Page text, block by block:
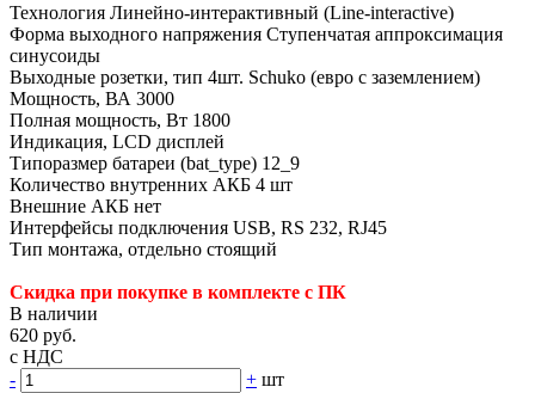
Технология Линейно-интерактивный (Line-interactive)
Форма выходного напряжения Ступенчатая аппроксимация
синусоиды
Выходные розетки, тип 4шт. Schuko (евро с заземлением)
Мощность, ВА 3000
Полная мощность, Вт 1800
Индикация, LCD дисплей
Типоразмер батареи (bat_type) 12_9
Количество внутренних АКБ 4 шт
Внешние АКБ нет
Интерфейсы подключения USB, RS 232, RJ45
Тип монтажа, отдельно стоящий
Скидка при покупке в комплекте с ПК
В наличии
620 руб.
с НДС
-
+ шт